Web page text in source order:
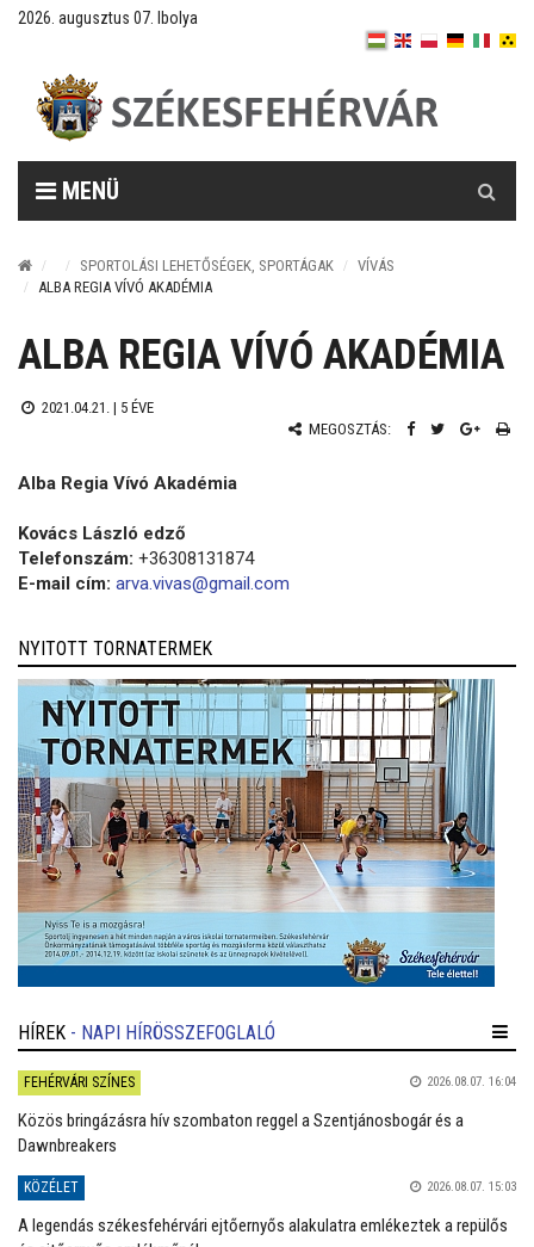
2026. augusztus 07. Ibolya
MENÜ
SPORTOLÁSI LEHETŐSÉGEK, SPORTÁGAK
VÍVÁS
ALBA REGIA VÍVÓ AKADÉMIA
ALBA REGIA VÍVÓ AKADÉMIA
2021.04.21. | 5 ÉVE
MEGOSZTÁS:
Alba Regia Vívó Akadémia
Kovács László edző
Telefonszám: +36308131874
E-mail cím: arva.vivas@gmail.com
NYITOTT TORNATERMEK
HÍREK - NAPI HÍRÖSSZEFOGLALÓ
FEHÉRVÁRI SZÍNES 2026.08.07. 16:04
Közös bringázásra hív szombaton reggel a Szentjánosbogár és a
Dawnbreakers
KÖZÉLET 2026.08.07. 15:03
A legendás székesfehérvári ejtőernyős alakulatra emlékeztek a repülős